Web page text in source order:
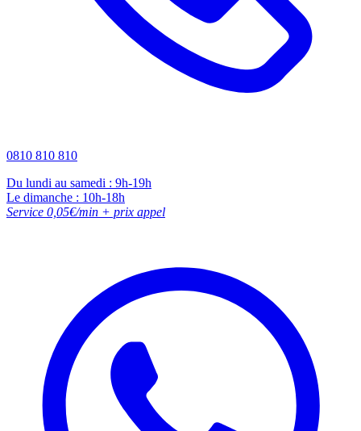
0810 810 810
Du lundi au samedi : 9h-19h
Le dimanche : 10h-18h
Service 0,05€/min + prix appel